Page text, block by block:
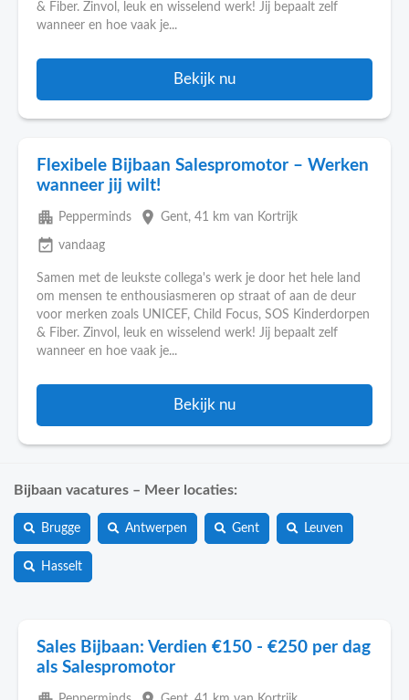
& Fiber. Zinvol, leuk en wisselend werk! Jij bepaalt zelf
wanneer en hoe vaak je...
Bekijk nu
Flexibele Bijbaan Salespromotor – Werken
wanneer jij wilt!
apartment Pepperminds place Gent, 41 km van Kortrijk
event_available vandaag
Samen met de leukste collega's werk je door het hele land
om mensen te enthousiasmeren op straat of aan de deur
voor merken zoals UNICEF, Child Focus, SOS Kinderdorpen
& Fiber. Zinvol, leuk en wisselend werk! Jij bepaalt zelf
wanneer en hoe vaak je...
Bekijk nu
Bijbaan vacatures – Meer locaties:
Brugge Antwerpen Gent Leuven
Hasselt
Sales Bijbaan: Verdien €150 - €250 per dag
als Salespromotor